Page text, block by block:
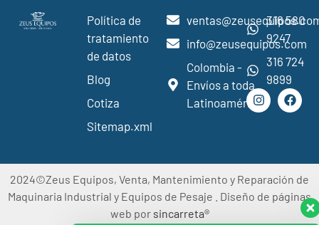
Política de
tratamiento
de datos
Blog
Cotiza
Sitemap.xml
info@zeusequipos.com
Colombia -
Envíos a toda
Latinoamérica
316 580
9247
316 724
9899
2024©Zeus Equipos, Venta, Mantenimiento y Reparación de
Maquinaria Industrial y Equipos de Pesaje . Diseño de páginas
web por sincarreta®